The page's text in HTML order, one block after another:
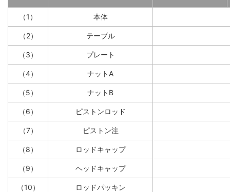
（1） 本体
（2） テーブル
（3） プレート
（4） ナットA
（5） ナットB
（6） ピストンロッド
（7） ピストン注
（8） ロッドキャップ
（9） ヘッドキャップ
（10） ロッドパッキン